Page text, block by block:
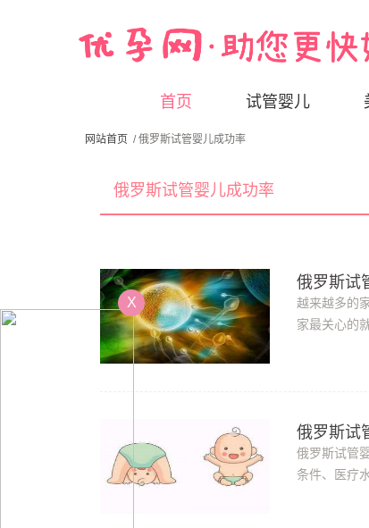
首页 试管婴儿
网站首页 / 俄罗斯试管婴儿成功率
俄罗斯试管婴儿成功率
俄罗斯试
越来越多的
家最关心的
俄罗斯试
俄罗斯试管
条件、医疗
X